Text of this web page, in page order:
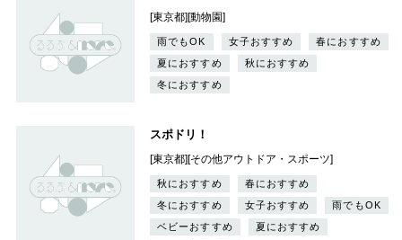
[東京都][動物園]
雨でもOK 女子おすすめ
春におすすめ
夏におすすめ
秋におすすめ
冬におすすめ
スポドリ！
[東京都][その他アウトドア・スポーツ]
秋におすすめ
春におすすめ
冬におすすめ
女子おすすめ
雨でもOK
ベビーおすすめ
夏におすすめ